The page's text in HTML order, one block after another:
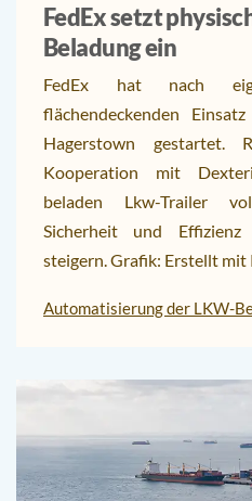
FedEx setzt
Beladung ein
FedEx hat nach
flächendeckenden
Hagerstown gestartet.
Kooperation mit
beladen Lkw-Trailer
Sicherheit und
steigern. Grafik: Erstellt mit
Automatisierung der LKW-